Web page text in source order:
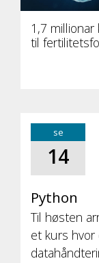
1,7 millionar
til
se
14
Python
Til høsten
et kurs